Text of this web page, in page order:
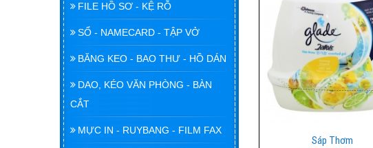
FILE HỒ SƠ - KỆ RỖ
SỔ - NAMECARD - TẬP VỞ
BĂNG KEO - BAO THƯ - HỒ DÁN
DAO, KÉO VĂN PHÒNG - BÀN
CẮT
MỰC IN - RUYBANG - FILM FAX
Sáp Thơm